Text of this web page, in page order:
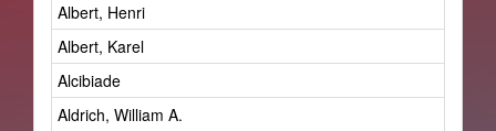
Albert, Henri
Albert, Karel
Alcibiade
Aldrich, William A.